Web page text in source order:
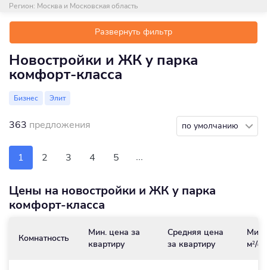
Регион: Москва и Московская область
Развернуть фильтр
Новостройки и ЖК у парка
комфорт-класса
Бизнес Элит
363 предложения по умолчанию
1 2 3 4 5 ...
Цены на новостройки и ЖК у парка
комфорт-класса
Комнатность
Мин. цена за
квартиру
Средняя цена
за квартиру
Мин.
м2/₽